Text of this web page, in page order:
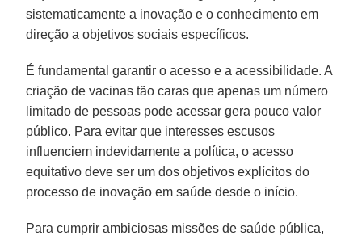
sistematicamente a inovação e o conhecimento em
direção a objetivos sociais específicos.
É fundamental garantir o acesso e a acessibilidade. A
criação de vacinas tão caras que apenas um número
limitado de pessoas pode acessar gera pouco valor
público. Para evitar que interesses escusos
influenciem indevidamente a política, o acesso
equitativo deve ser um dos objetivos explícitos do
processo de inovação em saúde desde o início.
Para cumprir ambiciosas missões de saúde pública,